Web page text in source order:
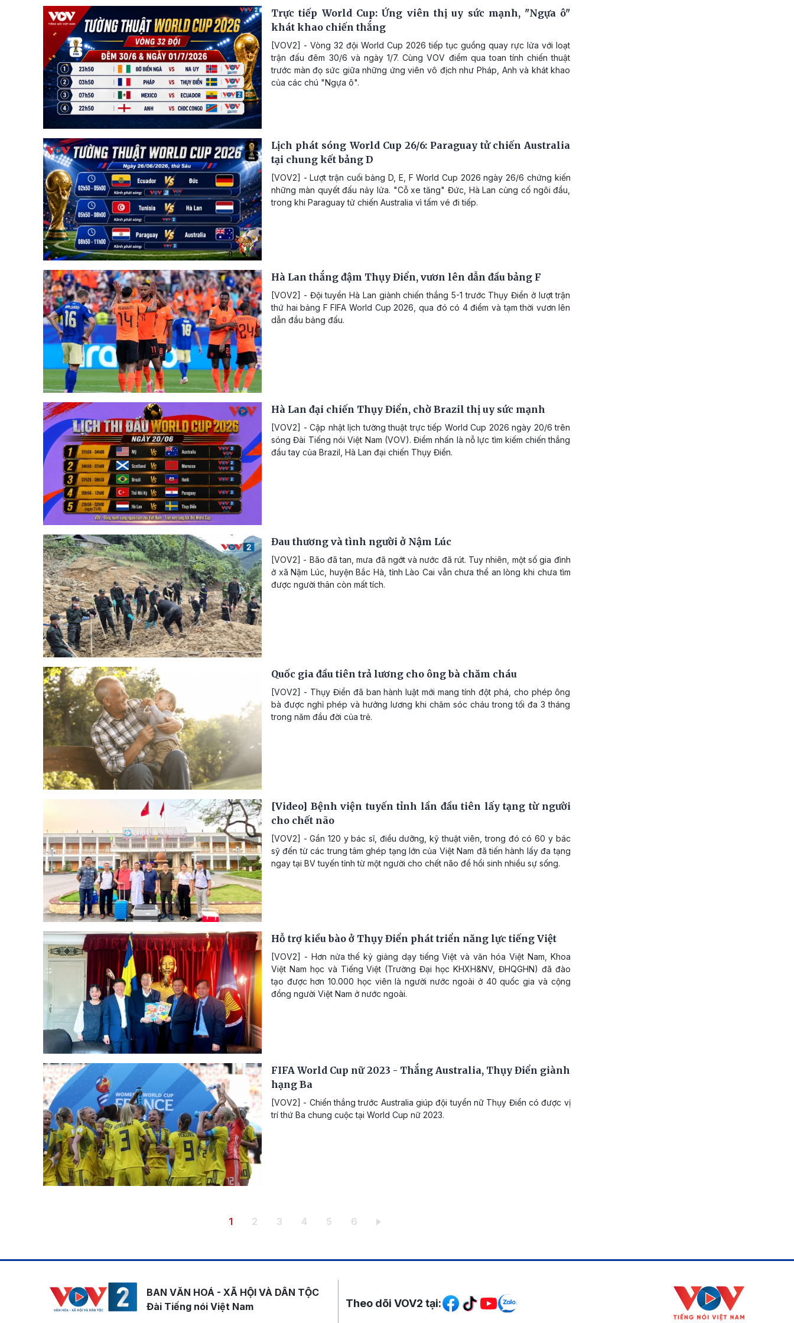
Trực tiếp World Cup: Ứng viên thị uy sức mạnh, "Ngựa ô"
khát khao chiến thắng
[VOV2] - Vòng 32 đội World Cup 2026 tiếp tục guồng quay rực lửa với loạt
trận đấu đêm 30/6 và ngày 1/7. Cùng VOV điểm qua toan tính chiến thuật
trước màn đọ sức giữa những ứng viên vô địch như Pháp, Anh và khát khao
của các chú "Ngựa ô".
Lịch phát sóng World Cup 26/6: Paraguay tử chiến Australia
tại chung kết bảng D
[VOV2] - Lượt trận cuối bảng D, E, F World Cup 2026 ngày 26/6 chứng kiến
những màn quyết đấu nảy lửa. "Cỗ xe tăng" Đức, Hà Lan củng cố ngôi đầu,
trong khi Paraguay tử chiến Australia vì tấm vé đi tiếp.
Hà Lan thắng đậm Thụy Điển, vươn lên dẫn đầu bảng F
[VOV2] - Đội tuyển Hà Lan giành chiến thắng 5-1 trước Thụy Điển ở lượt trận
thứ hai bảng F FIFA World Cup 2026, qua đó có 4 điểm và tạm thời vươn lên
dẫn đầu bảng đấu.
Hà Lan đại chiến Thụy Điển, chờ Brazil thị uy sức mạnh
[VOV2] - Cập nhật lịch tường thuật trực tiếp World Cup 2026 ngày 20/6 trên
sóng Đài Tiếng nói Việt Nam (VOV). Điểm nhấn là nỗ lực tìm kiếm chiến thắng
đầu tay của Brazil, Hà Lan đại chiến Thụy Điển.
Đau thương và tình người ở Nậm Lúc
[VOV2] - Bão đã tan, mưa đã ngớt và nước đã rút. Tuy nhiên, một số gia đình
ở xã Nậm Lúc, huyện Bắc Hà, tỉnh Lào Cai vẫn chưa thể an lòng khi chưa tìm
được người thân còn mất tích.
Quốc gia đầu tiên trả lương cho ông bà chăm cháu
[VOV2] - Thụy Điển đã ban hành luật mới mang tính đột phá, cho phép ông
bà được nghỉ phép và hưởng lương khi chăm sóc cháu trong tối đa 3 tháng
trong năm đầu đời của trẻ.
[Video] Bệnh viện tuyến tỉnh lần đầu tiên lấy tạng từ người
cho chết não
[VOV2] - Gần 120 y bác sĩ, điều dưỡng, kỹ thuật viên, trong đó có 60 y bác
sỹ đến từ các trung tâm ghép tạng lớn của Việt Nam đã tiến hành lấy đa tạng
ngay tại BV tuyến tỉnh từ một người cho chết não để hồi sinh nhiều sự sống.
Hỗ trợ kiều bào ở Thụy Điển phát triển năng lực tiếng Việt
[VOV2] - Hơn nửa thế kỷ giảng dạy tiếng Việt và văn hóa Việt Nam, Khoa
Việt Nam học và Tiếng Việt (Trường Đại học KHXH&NV, ĐHQGHN) đã đào
tạo được hơn 10.000 học viên là người nước ngoài ở 40 quốc gia và cộng
đồng người Việt Nam ở nước ngoài.
FIFA World Cup nữ 2023 - Thắng Australia, Thụy Điển giành
hạng Ba
[VOV2] - Chiến thắng trước Australia giúp đội tuyển nữ Thụy Điển có được vị
trí thứ Ba chung cuộc tại World Cup nữ 2023.
Trang hiện thời
1 Trang
2 Trang
3 Trang
4 Trang
5 Trang
6
BAN VĂN HOÁ - XÃ HỘI VÀ DÂN TỘC
Đài Tiếng nói Việt Nam
Mạng xã hội
Theo dõi VOV2 tại: